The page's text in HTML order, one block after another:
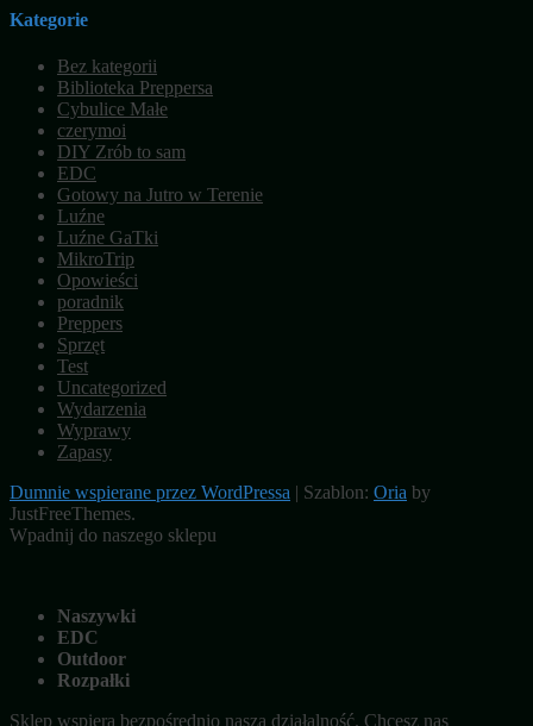
Kategorie
Bez kategorii
Biblioteka Preppersa
Cybulice Małe
czerymoi
DIY Zrób to sam
EDC
Gotowy na Jutro w Terenie
Luźne
Luźne GaTki
MikroTrip
Opowieści
poradnik
Preppers
Sprzęt
Test
Uncategorized
Wydarzenia
Wyprawy
Zapasy
Dumnie wspierane przez WordPressa | Szablon: Oria by
JustFreeThemes.
Wpadnij do naszego sklepu
Naszywki
EDC
Outdoor
Rozpałki
Sklep wspiera bezpośrednio naszą działalność. Chcesz nas